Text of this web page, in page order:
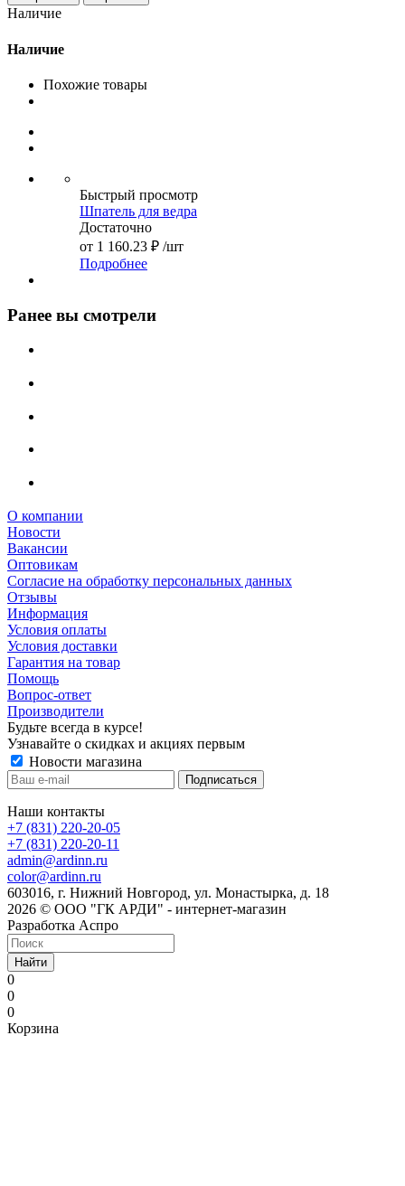
Наличие
Наличие
Похожие товары
Быстрый просмотр
Шпатель для ведра
Достаточно
от 1 160.23 ₽ /шт
Подробнее
Ранее вы смотрели
О компании
Новости
Вакансии
Оптовикам
Cогласие на обработку персональных данных
Отзывы
Информация
Условия оплаты
Условия доставки
Гарантия на товар
Помощь
Вопрос-ответ
Производители
Будьте всегда в курсе!
Узнавайте о скидках и акциях первым
Новости магазина
Наши контакты
+7 (831) 220-20-05
+7 (831) 220-20-11
admin@ardinn.ru
color@ardinn.ru
603016, г. Нижний Новгород, ул. Монастырка, д. 18
2026 © ООО "ГК АРДИ" - интернет-магазин
Разработка Аспро
Найти
0
0
0
Корзина